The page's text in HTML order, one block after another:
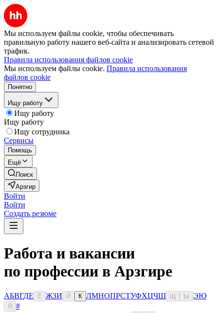
Мы используем файлы cookie, чтобы обеспечивать
правильную работу нашего веб-сайта и анализировать сетевой
трафик.
Правила использования файлов cookie
Мы используем файлы cookie. Правила использования
файлов cookie
Понятно
Ищу работу
Ищу работу
Ищу работу
Ищу сотрудника
Сервисы
Помощь
Ещё
Поиск
Арзгир
Войти
Войти
Создать резюме
Работа и вакансии
по профессии в Арзгире
АБВГДЕ Ё ЖЗИ Й К ЛМНОПРСТУФХЦЧШ Ы ЭЮ
Я
#